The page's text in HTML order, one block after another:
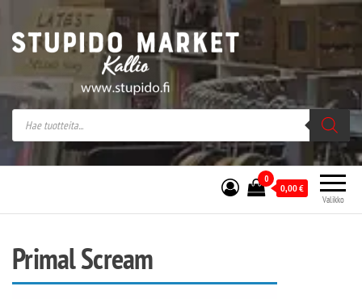
Stupido Market – verkossa ja kivijalassa
Stupido Market on vaihtoehtomusaan
erikoistunut verkko- sekä
kivijalkakauppa Helsingissä Kallion
sydämessä.
Valikko
0
0,00€
Primal Scream